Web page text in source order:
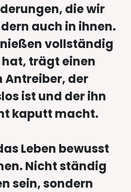
die wir
auch in ihnen.
vollständig
trägt einen
Antreiber, der
ist und der ihn
kaputt macht.
Leben bewusst
Nicht ständig
sein, sondern